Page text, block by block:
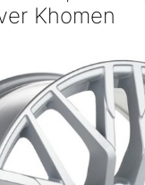
Khomen